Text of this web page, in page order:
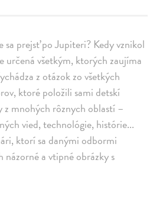
sa prejsť po Jupiteri? Kedy vznikol
určená všetkým, ktorých zaujíma
z otázok zo všetkých
ktoré položili sami detskí
mnohých rôznych oblastí –
vied, technológie, histórie...
ktorí sa danými odbormi
názorné a vtipné obrázky s